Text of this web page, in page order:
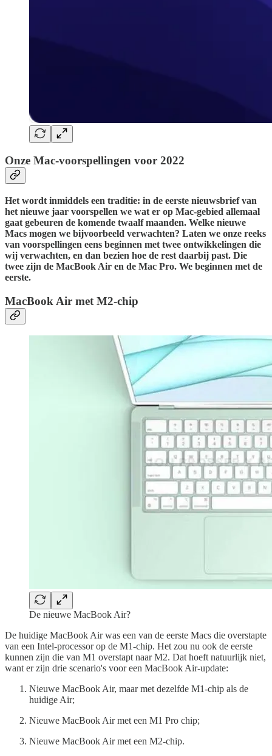
Onze Mac-voorspellingen voor 2022
Het wordt inmiddels een traditie: in de eerste nieuwsbrief van
het nieuwe jaar voorspellen we wat er op Mac-gebied allemaal
gaat gebeuren de komende twaalf maanden. Welke nieuwe
Macs mogen we bijvoorbeeld verwachten? Laten we onze reeks
van voorspellingen eens beginnen met twee ontwikkelingen die
wij verwachten, en dan bezien hoe de rest daarbij past. Die
twee zijn de MacBook Air en de Mac Pro. We beginnen met de
eerste.
MacBook Air met M2-chip
De nieuwe MacBook Air?
De huidige MacBook Air was een van de eerste Macs die overstapte
van een Intel-processor op de M1-chip. Het zou nu ook de eerste
kunnen zijn die van M1 overstapt naar M2. Dat hoeft natuurlijk niet,
want er zijn drie scenario's voor een MacBook Air-update:
Nieuwe MacBook Air, maar met dezelfde M1-chip als de
huidige Air;
Nieuwe MacBook Air met een M1 Pro chip;
Nieuwe MacBook Air met een M2-chip.